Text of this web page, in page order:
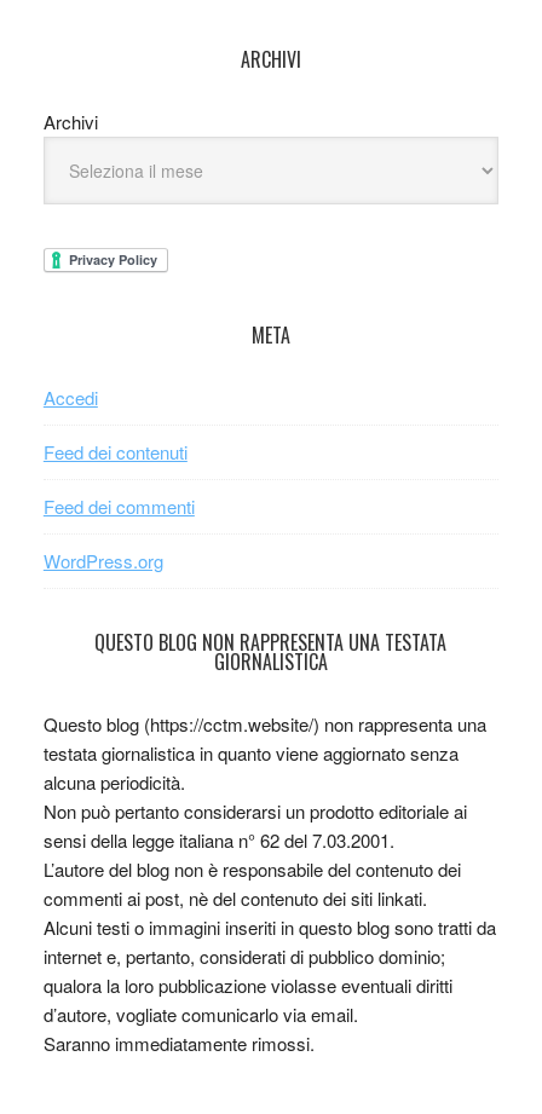
ARCHIVI
Archivi
META
Accedi
Feed dei contenuti
Feed dei commenti
WordPress.org
QUESTO BLOG NON RAPPRESENTA UNA TESTATA
GIORNALISTICA
Questo blog (https://cctm.website/) non rappresenta una
testata giornalistica in quanto viene aggiornato senza
alcuna periodicità.
Non può pertanto considerarsi un prodotto editoriale ai
sensi della legge italiana n° 62 del 7.03.2001.
L’autore del blog non è responsabile del contenuto dei
commenti ai post, nè del contenuto dei siti linkati.
Alcuni testi o immagini inseriti in questo blog sono tratti da
internet e, pertanto, considerati di pubblico dominio;
qualora la loro pubblicazione violasse eventuali diritti
d’autore, vogliate comunicarlo via email.
Saranno immediatamente rimossi.